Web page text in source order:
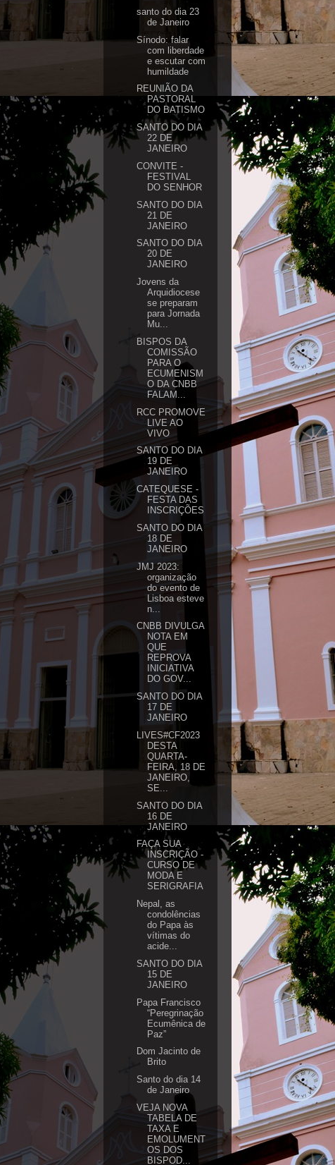
santo do dia 23
de Janeiro
Sínodo: falar
com liberdade
e escutar com
humildade
REUNIÃO DA
PASTORAL
DO BATISMO
SANTO DO DIA
22 DE
JANEIRO
CONVITE -
FESTIVAL
DO SENHOR
SANTO DO DIA
21 DE
JANEIRO
SANTO DO DIA
20 DE
JANEIRO
Jovens da
Arquidiocese
se preparam
para Jornada
Mu...
BISPOS DA
COMISSÃO
PARA O
ECUMENISM
O DA CNBB
FALAM...
RCC PROMOVE
LIVE AO
VIVO
SANTO DO DIA
19 DE
JANEIRO
CATEQUESE -
FESTA DAS
INSCRIÇÕES
SANTO DO DIA
18 DE
JANEIRO
JMJ 2023:
organização
do evento de
Lisboa esteve
n...
CNBB DIVULGA
NOTA EM
QUE
REPROVA
INICIATIVA
DO GOV...
SANTO DO DIA
17 DE
JANEIRO
LIVES#CF2023
DESTA
QUARTA-
FEIRA, 18 DE
JANEIRO,
SE...
SANTO DO DIA
16 DE
JANEIRO
FAÇA SUA
INSCRIÇÃO -
CURSO DE
MODA E
SERIGRAFIA
Nepal, as
condolências
do Papa às
vítimas do
acide...
SANTO DO DIA
15 DE
JANEIRO
Papa Francisco
“Peregrinação
Ecumênica de
Paz”
Dom Jacinto de
Brito
Santo do dia 14
de Janeiro
VEJA NOVA
TABELA DE
TAXA E
EMOLUMENT
OS DOS
BISPOD...